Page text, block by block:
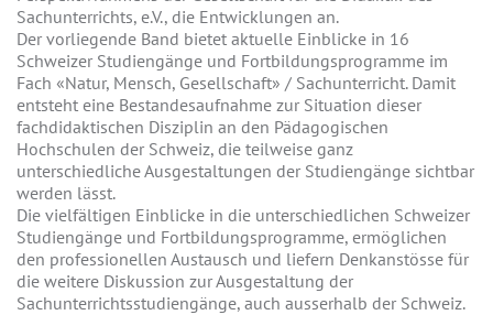
Sachunterrichts, e.V., die Entwicklungen an.
Der vorliegende Band bietet aktuelle Einblicke in 16
Schweizer Studiengänge und Fortbildungsprogramme im
Fach «Natur, Mensch, Gesellschaft» / Sachunterricht. Damit
entsteht eine Bestandesaufnahme zur Situation dieser
fachdidaktischen Disziplin an den Pädagogischen
Hochschulen der Schweiz, die teilweise ganz
unterschiedliche Ausgestaltungen der Studiengänge sichtbar
werden lässt.
Die vielfältigen Einblicke in die unterschiedlichen Schweizer
Studiengänge und Fortbildungsprogramme, ermöglichen
den professionellen Austausch und liefern Denkanstösse für
die weitere Diskussion zur Ausgestaltung der
Sachunterrichtsstudiengänge, auch ausserhalb der Schweiz.